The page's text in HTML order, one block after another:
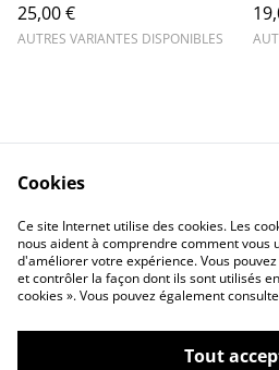
25,00 €
AUTRES VARIANTES DISPONIBLES
Contact Us
Privacy Policy
Cookies
Ce site Internet utilise des cookies. Les
nous aident à comprendre comment vous
d'améliorer votre expérience. Vous
et contrôler la façon dont ils sont utilisés
cookies ». Vous pouvez également
Tout